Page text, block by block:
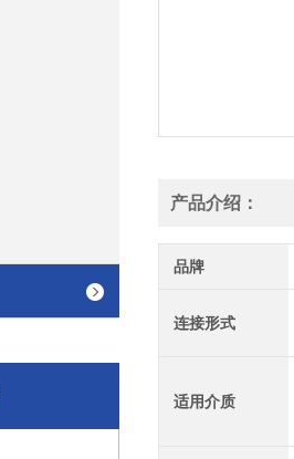
产品介绍：
品牌
连接形式
适用介质